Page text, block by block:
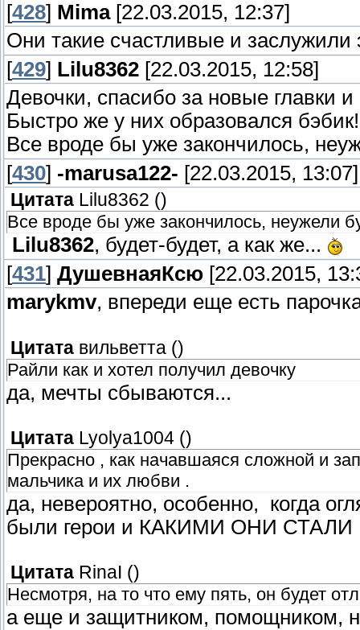
[428] Mima[22.03.2015, 12:37]
Они такие счастливые и
[429] Lilu8362 [22.03.2015, 12:58]
Девочки, спасибо за новые
Быстро же у них образовался бэбик!
Все вроде бы уже закончилось,
[430] -marusa122- [22.03.2015, 13:07]
Цитата Lilu8362 ()
Все вроде бы уже закончилось, неужели
Lilu8362, будет-будет, а как же...
[431] ДушевнаяКсю [22.03.2015,
marykmv, впереди еще есть
Цитата вильветта ()
Райли как и хотел получил девочку
да, мечты сбываются...
Цитата Lyolya1004 ()
Прекрасно , как начавшаяся сложной и
мальчика и их любви .
да, невероятно, особенно, когда
были герои и КАКИМИ ОНИ СТАЛИ
Цитата RinaI ()
Несмотря, на то что ему пять, он будет
а еще и защитником, помощником,